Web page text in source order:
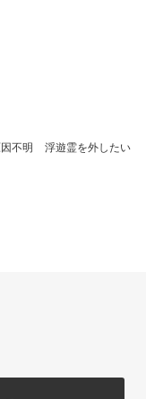
不明 浮遊霊を外したい